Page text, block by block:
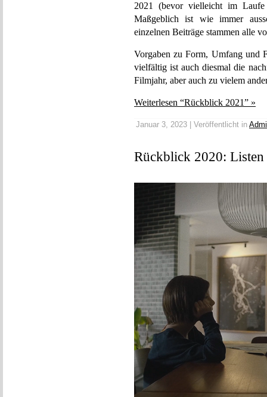
2021 (bevor vielleicht im
Maßgeblich ist wie immer
einzelnen Beiträge stammen alle
Vorgaben zu Form, Umfang und
vielfältig ist auch diesmal die
Filmjahr, aber auch zu vielem
Weiterlesen “Rückblick 2021” »
Januar 3, 2023 | Veröffentlicht in
Rückblick 2020: